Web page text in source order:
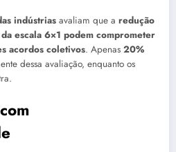
indústrias avaliam que a redução
escala 6×1 podem comprometer
acordos coletivos. Apenas 20%
dessa avaliação, enquanto os